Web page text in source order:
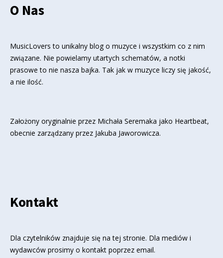
O Nas
MusicLovers to unikalny blog o muzyce i wszystkim co z nim
związane. Nie powielamy utartych schematów, a notki
prasowe to nie nasza bajka. Tak jak w muzyce liczy się jakość,
a nie ilość.
Założony oryginalnie przez Michała Seremaka jako Heartbeat,
obecnie zarządzany przez Jakuba Jaworowicza.
Kontakt
Dla czytelników znajduje się na tej stronie. Dla mediów i
wydawców prosimy o kontakt poprzez email.